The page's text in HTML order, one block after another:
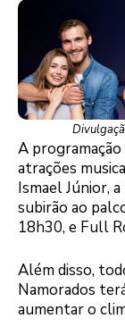
A
atrações
Ismael Júnior,
subirão ao
18h30, e Full
Além disso,
Namorados
aumentar o